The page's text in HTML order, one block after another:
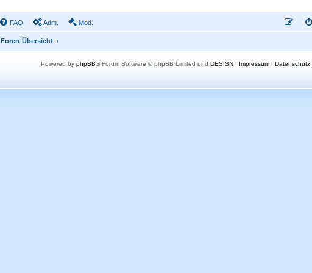
e
a
FAQ Adm. Mod.
Foren-Übersicht
Powered by phpBB® Forum Software © phpBB Limited und DESISN | Impressum | Datenschutz